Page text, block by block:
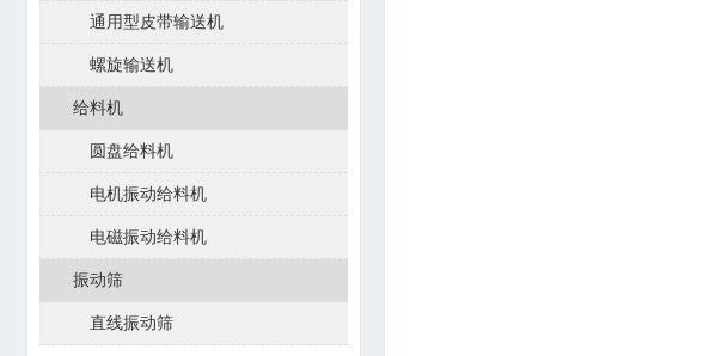
通用型皮带输送机
螺旋输送机
给料机
圆盘给料机
电机振动给料机
电磁振动给料机
振动筛
直线振动筛